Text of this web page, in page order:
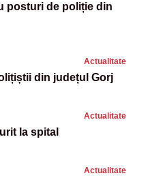
posturi de poliție din
Actualitate
din județul Gorj
Actualitate
la spital
Actualitate